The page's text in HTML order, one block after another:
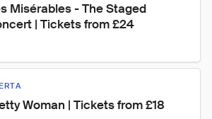
Misérables - The Staged
| Tickets from £24
Woman | Tickets from £18